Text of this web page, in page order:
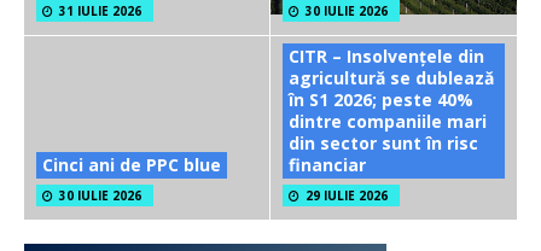
31 IULIE 2026 30 IULIE 2026
Cinci ani de PPC blue
30 IULIE 2026
CITR – Insolvențele din
agricultură se dublează
în S1 2026; peste 40%
dintre companiile mari
din sector sunt în risc
financiar
29 IULIE 2026